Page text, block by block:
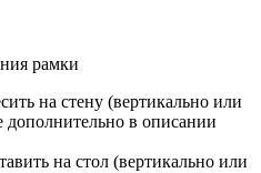
рамки
на стену (вертикально или
дополнительно в описании
на стол (вертикально или